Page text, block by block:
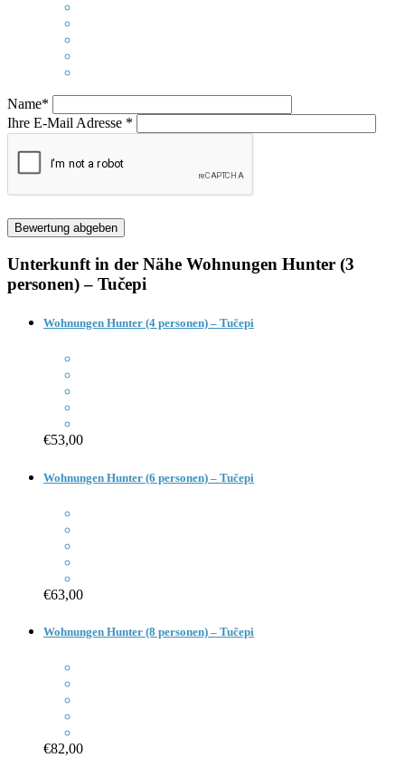
Name*
Ihre E-Mail Adresse *
Unterkunft in der Nähe Wohnungen Hunter (3
personen) – Tučepi
Wohnungen Hunter (4 personen) – Tučepi
€53,00
Wohnungen Hunter (6 personen) – Tučepi
€63,00
Wohnungen Hunter (8 personen) – Tučepi
€82,00